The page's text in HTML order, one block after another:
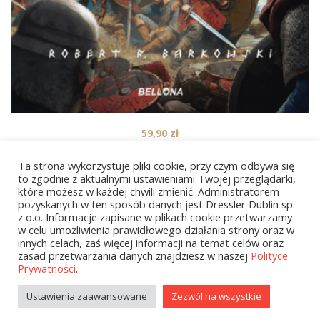
Siemowit Zacny. Cykl Przodkowie. Tom 4
59,90 zł
1 2 … 8 NEXT
Ta strona wykorzystuje pliki cookie, przy czym odbywa się
to zgodnie z aktualnymi ustawieniami Twojej przeglądarki,
które możesz w każdej chwili zmienić. Administratorem
pozyskanych w ten sposób danych jest Dressler Dublin sp.
z o.o. Informacje zapisane w plikach cookie przetwarzamy
w celu umożliwienia prawidłowego działania strony oraz w
innych celach, zaś więcej informacji na temat celów oraz
zasad przetwarzania danych znajdziesz w naszej Polityce
Prywatności.
Ustawienia zaawansowane Zezwól na wszystkie